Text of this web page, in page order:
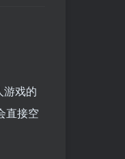
游戏的
直接空